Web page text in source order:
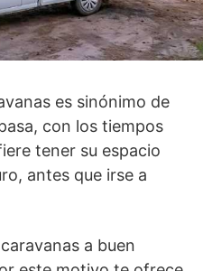
es sinónimo de
con los tiempos
tener su espacio
antes que irse a
a buen